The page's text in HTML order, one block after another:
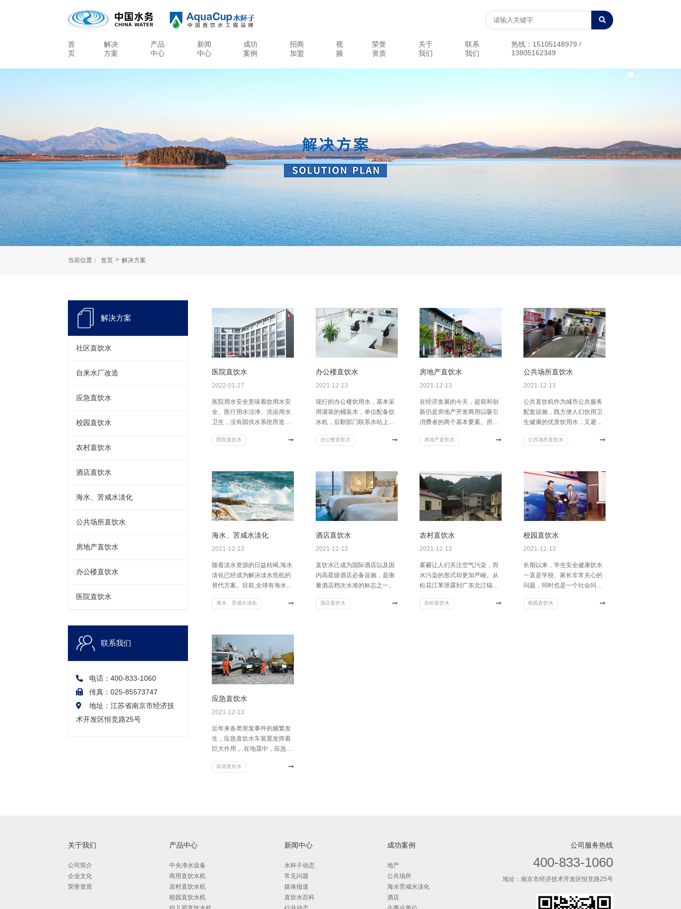
首
页
解决
方案
产品
中心
新闻
中心
成功
案例
招商
加盟
视
频
荣誉
资质
关于
我们
联系
我们
热线：15105148979 /
13805162349
当前位置： 首页 > 解决方案
解决方案
社区直饮水
自来水厂改造
应急直饮水
校园直饮水
农村直饮水
酒店直饮水
海水、苦咸水淡化
公共场所直饮水
房地产直饮水
办公楼直饮水
医院直饮水
联系我们
电话：400-833-1060
传真：025-85573747
地址：江苏省南京市经济技
术开发区恒竞路25号
医院直饮水
2022-01-27
医院用水安全意味着饮用水安
全、医疗用水洁净、洗浴用水
卫生，没有因供水系统而造成
而导致医疗事故的发生。
医院直饮水
办公楼直饮水
2021-12-13
现行的办公楼饮用水，基本采
用灌装的桶装水，单位配备饮
水机，后勤部门联系水站上门
题，我们解决方案如下：
办公楼直饮水
房地产直饮水
2021-12-13
在经济发展的今天，超前和创
新仍是房地产开发商用以吸引
消费者的两个基本要素。房地
也可以随时饮用卫生而低廉的
善小区的配套设施，提升物业
的形象，成为楼盘引人注目的
有力卖点。
房地产直饮水
公共场所直饮水
2021-12-13
公共直饮机作为城市公共服务
配套设施，既方便人们饮用卫
生健康的优质饮用水，又避免
引起的城市环境污染，使居民
化服务，从而赋予了城市以与
众不同的都市形象和魅力。
公共场所直饮水
海水、苦咸水淡化
2021-12-13
随着淡水资源的日益枯竭,海水
淡化已经成为解决淡水危机的
替代方案。目前,全球有海水淡
量约3500万吨左右,其中80%
世纪。发展海水淡化事业，向
海洋索取直接用水或淡水已经
成为世界的共同趋势。
海水、苦咸水淡化
酒店直饮水
2021-12-13
直饮水己成为国际酒店以及国
内高星级酒店必备设施，是衡
量酒店档次水准的标志之一。
酒店直饮水
农村直饮水
2021-12-13
雾霾让人们关注空气污染，而
水污染的形式却更加严峻。从
松花江苯泄露到广东北江镉污
方米的污染渗坑，水危机事件
农村直饮水
校园直饮水
2021-12-13
长期以来，学生安全健康饮水
一直是学校、家长非常关心的
问题，同时也是一个社会问
中毒事故中约有50%与水相
校园直饮水
应急直饮水
2021-12-13
近年来各类突发事件的频繁发
生，应急直饮水车装置发挥着
巨大作用 。在地震中，应急直
了缓解和保障 。应急直饮水车
应急直饮水
关于我们
公司简介
企业文化
荣誉资质
产品中心
中央净水设备
商用直饮水机
农村直饮水机
校园直饮水机
新闻中心
水杯子动态
常见问题
媒体报道
直饮水百科
成功案例
地产
公共场所
海水苦咸水淡化
酒店
公司服务热线
400-833-1060
地址：南京市经济技术开发区恒竞路25号